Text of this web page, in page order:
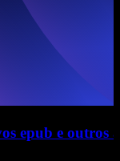
epub e outros